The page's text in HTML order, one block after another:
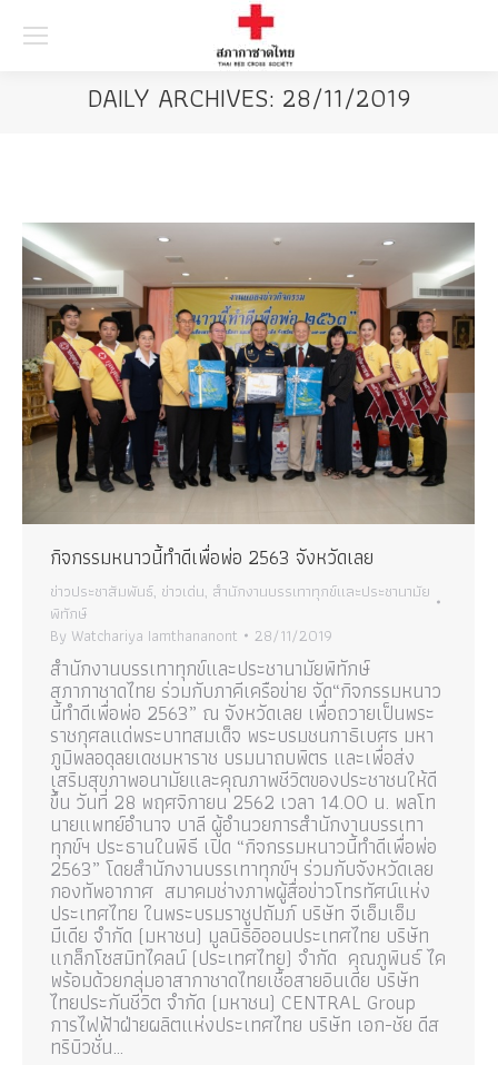
DAILY ARCHIVES: 28/11/2019
กิจกรรมหนาวนี้ทำดีเพื่อพ่อ 2563 จังหวัดเลย
ข่าวประชาสัมพันธ์, ข่าวเด่น, สำนักงานบรรเทาทุกข์และประชานามัย
พิทักษ์
By Watchariya Iamthananont 28/11/2019
สำนักงานบรรเทาทุกข์และประชานามัยพิทักษ์
สภากาชาดไทย ร่วมกับภาคีเครือข่าย จัด“กิจกรรมหนาว
นี้ทำดีเพื่อพ่อ 2563” ณ จังหวัดเลย เพื่อถวายเป็นพระ
ราชกุศลแด่พระบาทสมเด็จ พระบรมชนกาธิเบศร มหา
ภูมิพลอดุลยเดชมหาราช บรมนาถบพิตร และเพื่อส่ง
เสริมสุขภาพอนามัยและคุณภาพชีวิตของประชาชนให้ดี
ขึ้น วันที่ 28 พฤศจิกายน 2562 เวลา 14.00 น. พลโท
นายแพทย์อำนาจ บาลี ผู้อำนวยการสำนักงานบรรเทา
ทุกข์ฯ ประธานในพิธี เปิด “กิจกรรมหนาวนี้ทำดีเพื่อพ่อ
2563” โดยสำนักงานบรรเทาทุกข์ฯ ร่วมกับจังหวัดเลย
กองทัพอากาศ สมาคมช่างภาพผู้สื่อข่าวโทรทัศน์แห่ง
ประเทศไทย ในพระบรมราชูปถัมภ์ บริษัท จีเอ็มเอ็ม
มีเดีย จำกัด (มหาชน) มูลนิธิอิออนประเทศไทย บริษัท
แกล็กโซสมิทไคลน์ (ประเทศไทย) จำกัด คุณภูพินธ์ ไค
พร้อมด้วยกลุ่มอาสากาชาดไทยเชื้อสายอินเดีย บริษัท
ไทยประกันชีวิต จำกัด (มหาชน) CENTRAL Group
การไฟฟ้าฝ่ายผลิตแห่งประเทศไทย บริษัท เอก-ชัย ดีส
ทริบิวชั่น…